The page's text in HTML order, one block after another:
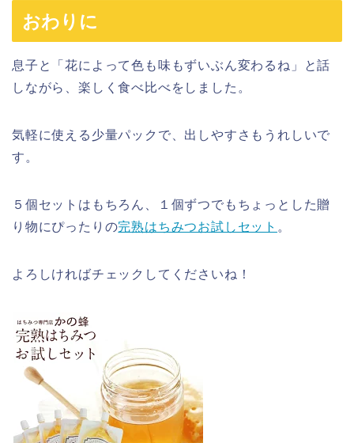
おわりに
息子と「花によって色も味もずいぶん変わるね」と話
しながら、楽しく食べ比べをしました。
気軽に使える少量パックで、出しやすさもうれしいで
す。
５個セットはもちろん、１個ずつでもちょっとした贈
り物にぴったりの完熟はちみつお試しセット 。
よろしければチェックしてくださいね！